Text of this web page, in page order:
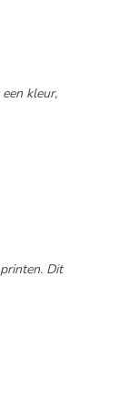
kleur,
Dit